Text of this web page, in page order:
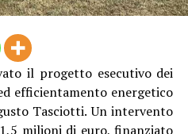
e conquistare il pass per un
che diventa realtà, un
per il lavoro svolto ogni
il progetto esecutivo dei
efficientamento energetico
Tasciotti. Un intervento
milioni di euro, finanziato